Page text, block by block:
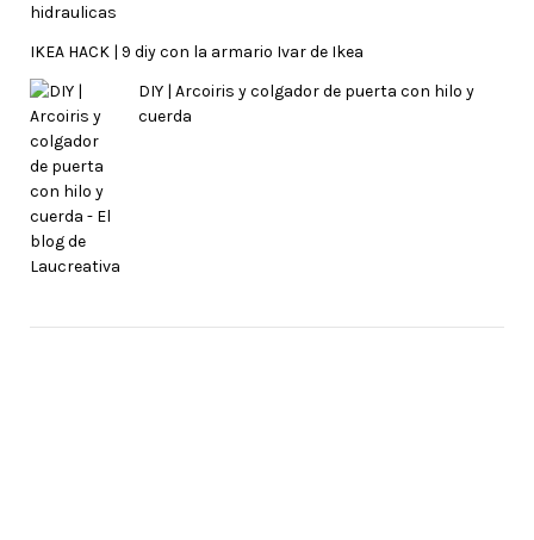
IKEA HACK | 9 diy con la armario Ivar de Ikea
DIY | Arcoiris y colgador de puerta con hilo y
cuerda